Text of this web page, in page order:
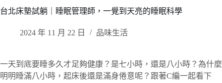
台北床墊試躺｜睡眠管理師，一覺到天亮的睡眠科學
2024 年 11 月 22 日 品味生活
一天到底要睡多久才足夠健康？是七小時，還是八小時？為什麼
明明睡滿八小時，起床後還是滿身倦意呢？跟著C編一起看下